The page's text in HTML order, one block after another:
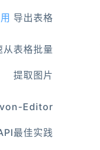
导出表格
从表格批量
提取图片
Editor
最佳实践